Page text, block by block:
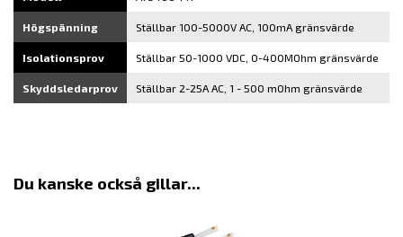
Högspänning Ställbar 100-5000V AC, 100mA gränsvärde
Isolationsprov Ställbar 50-1000 VDC, 0-400MOhm gränsvärde
Skyddsledarprov Ställbar 2-25A AC, 1 - 500 mOhm gränsvärde
Du kanske också gillar...